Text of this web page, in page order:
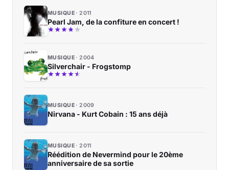
MUSIQUE 2011
Pearl Jam, de la confiture en concert !
MUSIQUE 2004
Silverchair - Frogstomp
MUSIQUE 2009
Nirvana - Kurt Cobain : 15 ans déjà
MUSIQUE 2011
Réédition de Nevermind pour le 20ème
anniversaire de sa sortie